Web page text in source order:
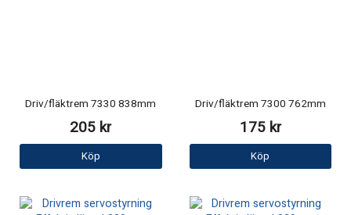
Driv/fläktrem 7330 838mm
205 kr
Köp
Driv/fläktrem 7300 762mm
175 kr
Köp